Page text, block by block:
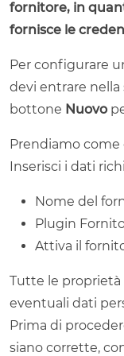
fornitore, in
fornisce le
Per configurare
devi entrare nella
bottone Nuovo
Prendiamo
Inserisci i dati
Nome del
Plugin
Attiva il
Tutte le proprietà
eventuali dati
Prima di
siano corrette,